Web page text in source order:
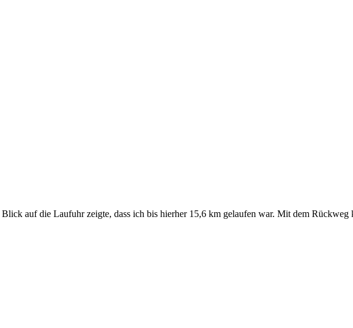
auf die Laufuhr zeigte, dass ich bis hierher 15,6 km gelaufen war. Mit dem Rückweg